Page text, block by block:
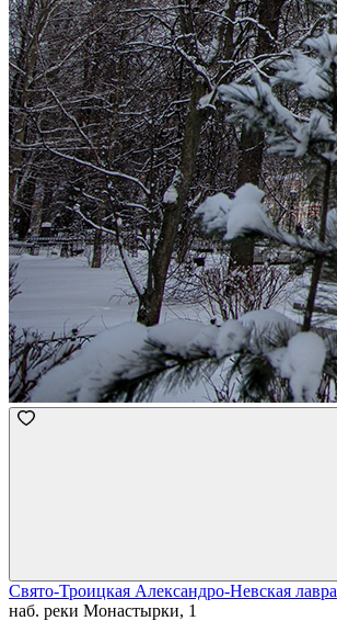
Свято-Троицкая Александро-Невская лавра
наб. реки Монастырки, 1